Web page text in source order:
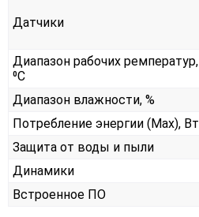
Датчики
Диапазон рабочих ремператур,
⁰С
Диапазон влажности, %
Потребление энергии (Max), Вт
Защита от воды и пыли
Динамики
Встроенное ПО